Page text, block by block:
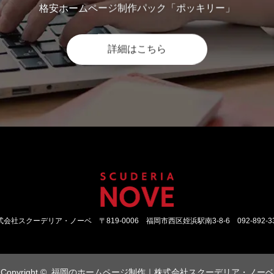
格安ホームページ制作パック「ポッキリー」
詳細はこちら
会社スクーデリア・ノーベ 〒819-0006 福岡市西区姪浜駅南3-8-6 092-892-
Copyright © 福岡のホームページ制作｜株式会社スクーデリア・ノーベ